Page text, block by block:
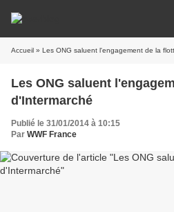
Accueil » Les ONG saluent l'engagement de la
Les ONG saluent
d'Intermarché
Publié le 31/01/2014 à 10:15
Par WWF France